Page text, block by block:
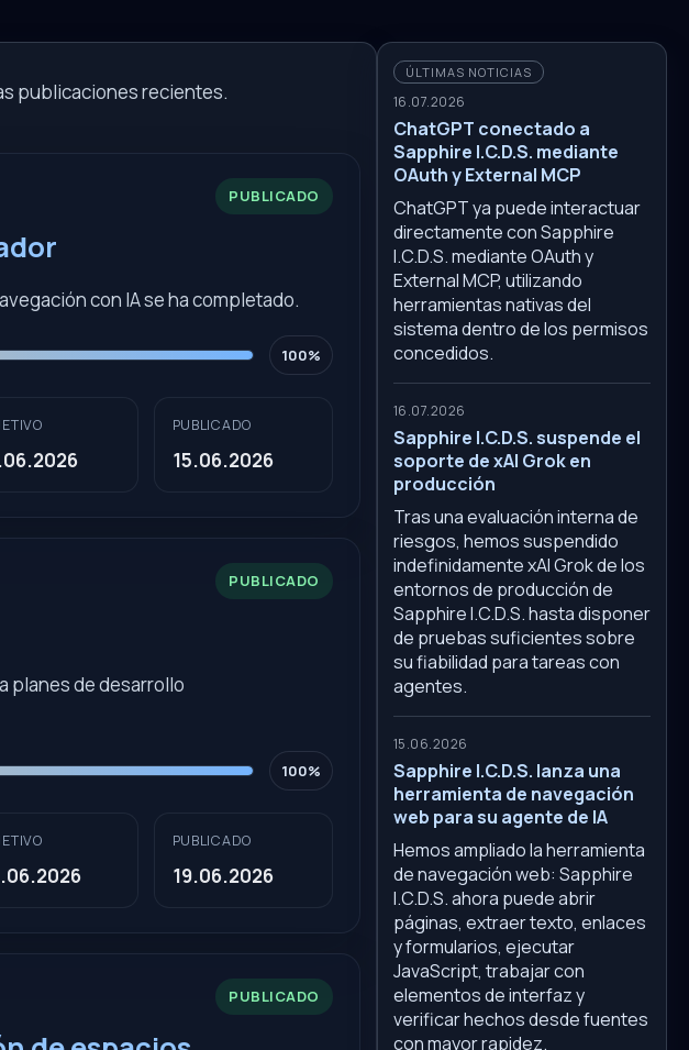
publicaciones recientes.
PUBLICADO
con IA se ha completado.
100%
PUBLICADO
15.06.2026
PUBLICADO
planes de desarrollo
100%
PUBLICADO
19.06.2026
PUBLICADO
ÚLTIMAS NOTICIAS
16.07.2026
ChatGPT conectado a
Sapphire I.C.D.S. mediante
OAuth y External MCP
ChatGPT ya puede interactuar
directamente con Sapphire
I.C.D.S. mediante OAuth y
External MCP, utilizando
herramientas nativas del
sistema dentro de los permisos
concedidos.
16.07.2026
Sapphire I.C.D.S. suspende el
soporte de xAI Grok en
producción
Tras una evaluación interna de
riesgos, hemos suspendido
indefinidamente xAI Grok de los
entornos de producción de
Sapphire I.C.D.S. hasta disponer
de pruebas suficientes sobre
su fiabilidad para tareas con
agentes.
15.06.2026
Sapphire I.C.D.S. lanza una
herramienta de navegación
web para su agente de IA
Hemos ampliado la herramienta
de navegación web: Sapphire
I.C.D.S. ahora puede abrir
páginas, extraer texto, enlaces
y formularios, ejecutar
JavaScript, trabajar con
elementos de interfaz y
verificar hechos desde fuentes
con mayor rapidez.